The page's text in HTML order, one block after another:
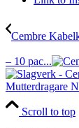
Cembre
– 10 pac...
Mutterdragare
Scroll to top